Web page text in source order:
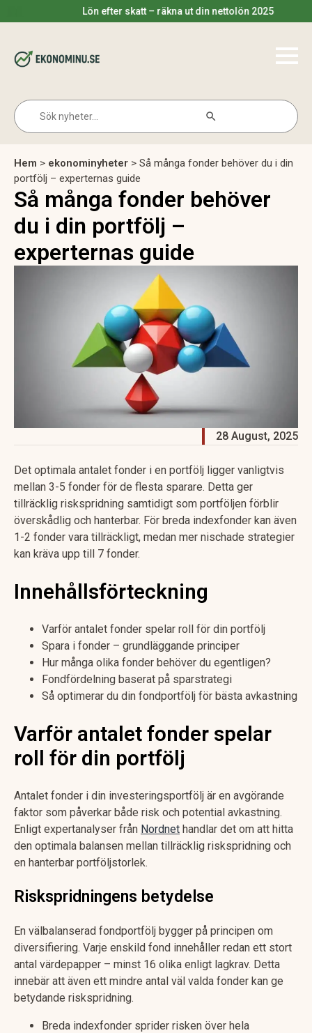
Lön efter skatt – räkna ut din nettolön 2025
for:
Hem > ekonominyheter > Så många fonder behöver du i din
portfölj – experternas guide
Så många fonder behöver
du i din portfölj –
experternas guide
28 August, 2025
Det optimala antalet fonder i en portfölj ligger vanligtvis
mellan 3-5 fonder för de flesta sparare. Detta ger
tillräcklig riskspridning samtidigt som portföljen förblir
överskådlig och hanterbar. För breda indexfonder kan även
1-2 fonder vara tillräckligt, medan mer nischade strategier
kan kräva upp till 7 fonder.
Innehållsförteckning
Varför antalet fonder spelar roll för din portfölj
Spara i fonder – grundläggande principer
Hur många olika fonder behöver du egentligen?
Fondfördelning baserat på sparstrategi
Så optimerar du din fondportfölj för bästa avkastning
Varför antalet fonder spelar
roll för din portfölj
Antalet fonder i din investeringsportfölj är en avgörande
faktor som påverkar både risk och potential avkastning.
Enligt expertanalyser från Nordnet handlar det om att hitta
den optimala balansen mellan tillräcklig riskspridning och
en hanterbar portföljstorlek.
Riskspridningens betydelse
En välbalanserad fondportfölj bygger på principen om
diversifiering. Varje enskild fond innehåller redan ett stort
antal värdepapper – minst 16 olika enligt lagkrav. Detta
innebär att även ett mindre antal väl valda fonder kan ge
betydande riskspridning.
Breda indexfonder sprider risken över hela